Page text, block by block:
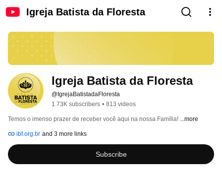
Igreja Batista da Floresta
Igreja Batista da Floresta
@IgrejaBatistadaFloresta
1.73K subscribers • 813 videos
Temos o imenso prazer de receber você aqui na nossa Família! ...more
ibf.org.br and 3 more links
Subscribe